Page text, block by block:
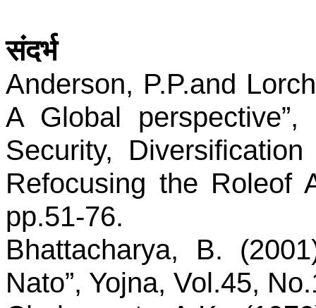
संदर्भ
Anderson, P.P.and
A Global
Security,
Refocusing the Roleof
pp.51-76.
Bhattacharya, B.
Nato”, Yojna, Vol.45,